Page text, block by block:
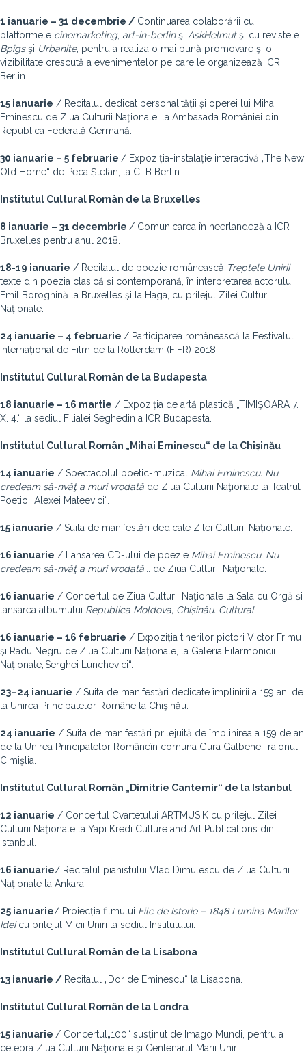
1 ianuarie – 31 decembrie / Continuarea colaborării cu
platformele cinemarketing, art-in-berlinşi AskHelmutşi cu revistele
Bpigsşi Urbanite, pentru a realiza o mai bună promovare şi o
vizibilitate crescută a evenimentelor pe care le organizează ICR
Berlin.
15 ianuarie / Recitalul dedicat personalității și operei lui Mihai
Eminescu de Ziua Culturii Naționale, la Ambasada României din
Republica Federală Germană.
30 ianuarie – 5 februarie / Expoziția-instalație interactivă „The New
Old Home“ de Peca Ștefan, la CLB Berlin.
Institutul Cultural Român de la Bruxelles
8 ianuarie – 31 decembrie / Comunicarea în neerlandeză a ICR
Bruxelles pentru anul 2018.
18-19 ianuarie / Recitalul de poezie românească Treptele Unirii–
texte din poezia clasică și contemporană, în interpretarea actorului
Emil Boroghină la Bruxelles și la Haga, cu prilejul Zilei Culturii
Naționale.
24 ianuarie – 4 februarie / Participarea românească la Festivalul
Internațional de Film de la Rotterdam (FIFR) 2018.
Institutul Cultural Român de la Budapesta
18 ianuarie – 16 martie / Expoziția de artă plastică „TIMIŞOARA 7.
X. 4.“ la sediul Filialei Seghedin a ICR Budapesta.
Institutul Cultural Român „Mihai Eminescu“ de la Chișinău
14 ianuarie / Spectacolul poetic-muzical Mihai Eminescu. Nu
credeam să-nvăţ a muri vrodată de Ziua Culturii Naţionale la Teatrul
Poetic ,,Alexei Mateevici“.
15 ianuarie / Suita de manifestări dedicate Zilei Culturii Naționale.
16 ianuarie / Lansarea CD-ului de poezie Mihai Eminescu. Nu
credeam să-nvăţ a muri vrodată... de Ziua Culturii Naţionale.
16 ianuarie / Concertul de Ziua Culturii Naţionale la Sala cu Orgă și
lansarea albumului Republica Moldova, Chișinău. Cultural.
16 ianuarie – 16 februarie / Expoziția tinerilor pictori Victor Frimu
și Radu Negru de Ziua Culturii Naționale, la Galeria Filarmonicii
Naționale„Serghei Lunchevici“.
23–24 ianuarie / Suita de manifestări dedicate împlinirii a 159 ani de
la Unirea Principatelor Române la Chişinău.
24 ianuarie / Suita de manifestări prilejuită de împlinirea a 159 de ani
de la Unirea Principatelor Româneîn comuna Gura Galbenei, raionul
Cimişlia.
Institutul Cultural Român „Dimitrie Cantemir“ de la Istanbul
12 ianuarie / Concertul Cvartetului ARTMUSIK cu prilejul Zilei
Culturii Naționale la Yapı Kredi Culture and Art Publications din
Istanbul.
16 ianuarie/ Recitalul pianistului Vlad Dimulescu de Ziua Culturii
Naționale la Ankara.
25 ianuarie/ Proiecția filmului File de Istorie – 1848 Lumina Marilor
Ideicu prilejul Micii Uniri la sediul Institutului.
Institutul Cultural Român de la Lisabona
13 ianuarie / Recitalul „Dor de Eminescu“ la Lisabona.
Institutul Cultural Român de la Londra
15 ianuarie / Concertul„100“ susținut de Imago Mundi, pentru a
celebra Ziua Culturii Naţionale şi Centenarul Marii Uniri.